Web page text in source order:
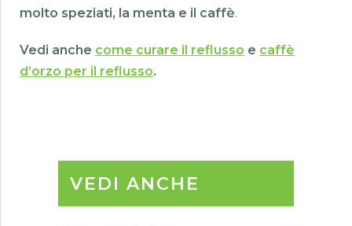
molto speziati, la menta e il caffè.
Vedi anche come curare il reflusso e caffè
d’orzo per il reflusso.
VEDI ANCHE